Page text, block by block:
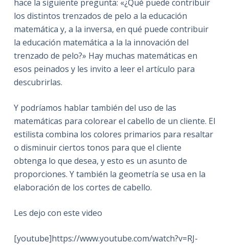
hace la siguiente pregunta: «¿Qué puede contribuir
los distintos trenzados de pelo a la educación
matemática y, a la inversa, en qué puede contribuir
la educación matemática a la la innovación del
trenzado de pelo?» Hay muchas matemáticas en
esos peinados y les invito a leer el artículo para
descubrirlas.
Y podríamos hablar también del uso de las
matemáticas para colorear el cabello de un cliente. El
estilista combina los colores primarios para resaltar
o disminuir ciertos tonos para que el cliente
obtenga lo que desea, y esto es un asunto de
proporciones. Y también la geometría se usa en la
elaboración de los cortes de cabello.
Les dejo con este video
[youtube]https://www.youtube.com/watch?v=RJ-